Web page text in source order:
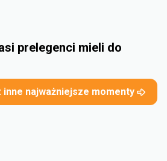
prelegenci mieli do
inne najważniejsze momenty